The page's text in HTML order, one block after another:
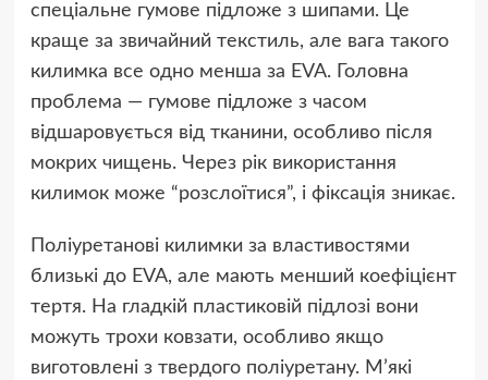
спеціальне гумове підложе з шипами. Це
краще за звичайний текстиль, але вага такого
килимка все одно менша за EVA. Головна
проблема — гумове підложе з часом
відшаровується від тканини, особливо після
мокрих чищень. Через рік використання
килимок може “розслоїтися”, і фіксація зникає.
Поліуретанові килимки за властивостями
близькі до EVA, але мають менший коефіцієнт
тертя. На гладкій пластиковій підлозі вони
можуть трохи ковзати, особливо якщо
виготовлені з твердого поліуретану. М’які